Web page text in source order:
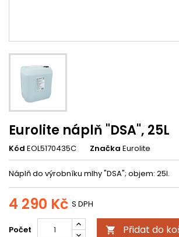
Eurolite náplň "DSA", 25L
Kód EOL5170435C Značka Eurolite
Náplň do výrobníku mlhy "DSA"; objem: 25l.
4 290 Kč S DPH
Počet  Přidat do